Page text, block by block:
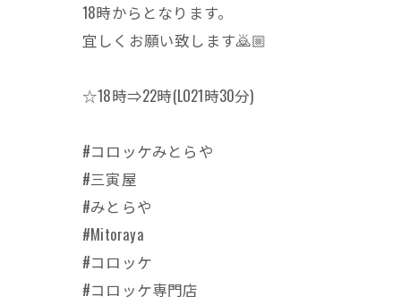
18時からとなります。
宜しくお願い致します🙇🏼
☆18時⇒22時(LO21時30分)
#コロッケみとらや
#三寅屋
#みとらや
#Mitoraya
#コロッケ
#コロッケ専門店